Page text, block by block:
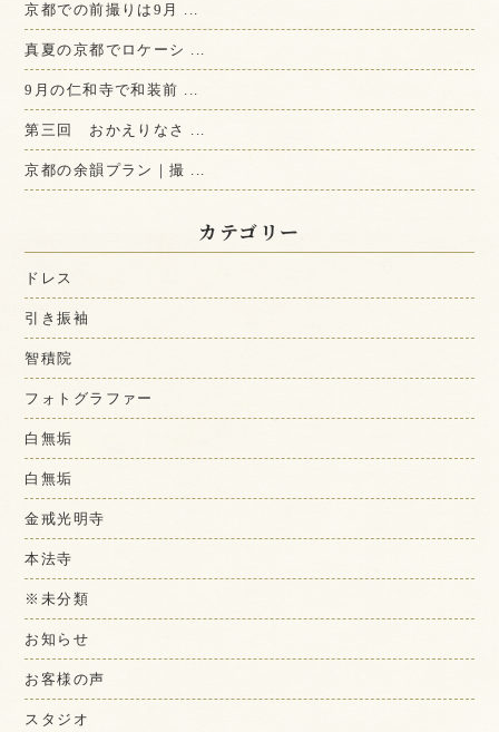
京都での前撮りは9月 ...
真夏の京都でロケーシ ...
9月の仁和寺で和装前 ...
第三回 おかえりなさ ...
京都の余韻プラン｜撮 ...
カテゴリー
ドレス
引き振袖
智積院
フォトグラファー
白無垢
白無垢
金戒光明寺
本法寺
※未分類
お知らせ
お客様の声
スタジオ